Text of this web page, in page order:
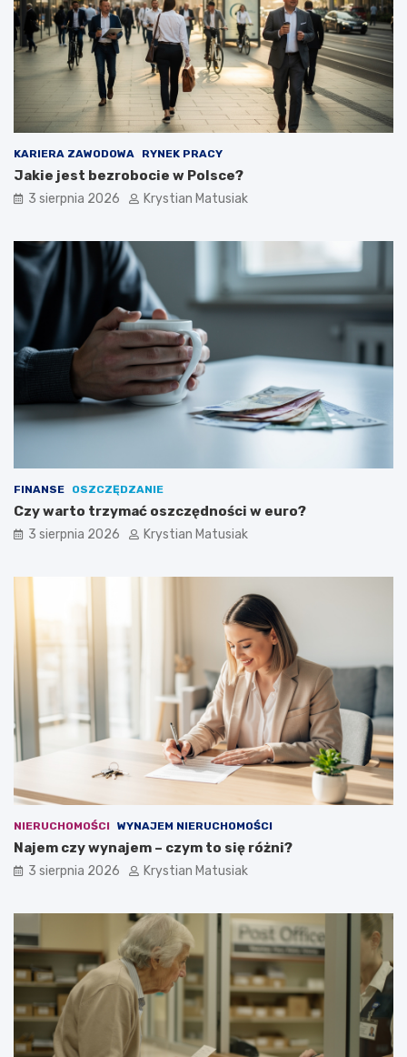
KARIERA ZAWODOWA RYNEK PRACY
Jakie jest bezrobocie w Polsce?
3 sierpnia 2026 Krystian Matusiak
FINANSE OSZCZĘDZANIE
Czy warto trzymać oszczędności w euro?
3 sierpnia 2026 Krystian Matusiak
NIERUCHOMOŚCI WYNAJEM NIERUCHOMOŚCI
Najem czy wynajem – czym to się różni?
3 sierpnia 2026 Krystian Matusiak